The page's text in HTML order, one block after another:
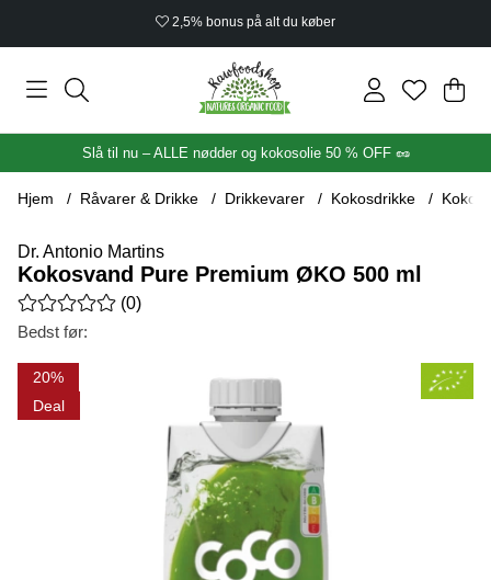
2,5% bonus på alt du køber
.
Slå til nu – ALLE nødder og kokosolie 50 % OFF 🥜
Hjem Råvarer & Drikke Drikkevarer Kokosdrikke
Dr. Antonio Martins
Kokosvand Pure Premium ØKO 500 ml
Gennemsnitlig vurdering 0 ud af 5 Antal vurderinger 0
(0)
Bedst før:
20
Deal
Produktbilleder Kokosvand Pure Premium ØKO 500 ml